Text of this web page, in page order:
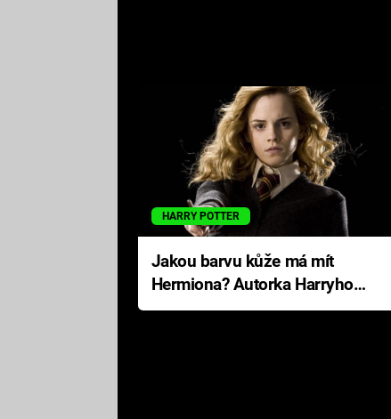
HARRY POTTER
Jakou barvu kůže má mít
Hermiona? Autorka Harryho
Pottera přišla s ráznou